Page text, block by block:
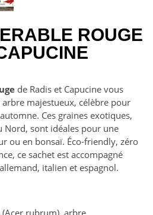
ROUGE
de Radis et Capucine vous
majestueux, célèbre pour
Ces graines exotiques,
Nord, sont idéales pour une
ou en bonsaï. Éco-friendly, zéro
ce sachet est accompagné
italien et espagnol.
(Acer rubrum), arbre